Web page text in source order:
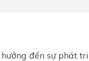
đến sự phát